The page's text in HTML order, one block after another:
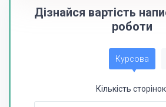
Дізнайся вартість
роботи
Курсова
Кількість